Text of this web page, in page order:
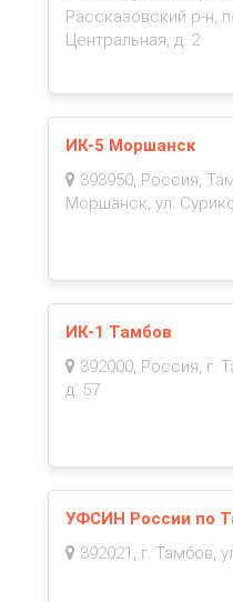
Рассказовский р-н,
Центральная, д. 2
ИК-5 Моршанск
393950, Россия,
Моршанск, ул.
ИК-1 Тамбов
392000, Россия, г.
д. 57
УФСИН России по
392021, г. Тамбов,